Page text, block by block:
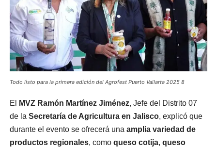
Todo listo para la primera edición del Agrofest Puerto Vallarta 2025 8
El MVZ Ramón Martínez Jiménez, Jefe del Distrito 07
de la Secretaría de Agricultura en Jalisco, explicó que
durante el evento se ofrecerá una amplia variedad de
productos regionales, como queso cotija, queso